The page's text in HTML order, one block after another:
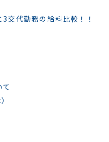
交代勤務の給料比較！！